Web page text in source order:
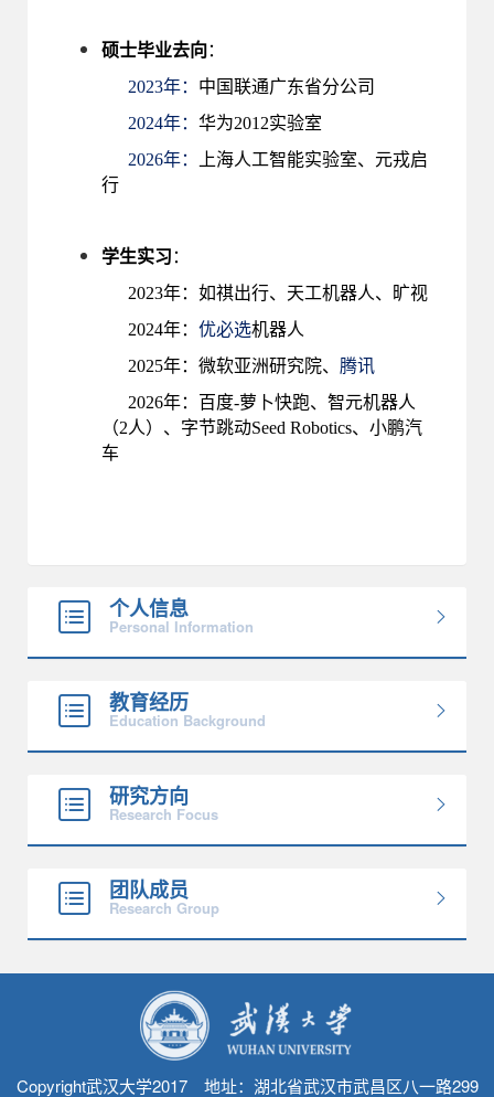
硕士毕业去向 ：
2023年： 中国联通广东省分公司
2024年： 华为2012实验室
2026年：
上海人工智能实验室、元戎启
行
学生实习 ：
2023年：如祺出行、天工机器人、旷视
2024年： 优必选机器人
2025年：微软亚洲研究院、 腾讯
2026年：百度-萝卜快跑、智元机器人
（2人）、字节跳动Seed Robotics、小鹏汽
车
个人信息
Personal Information
教育经历
Education Background
研究方向
Research Focus
团队成员
Research Group
Copyright武汉大学2017 地址：湖北省武汉市武昌区八一路299